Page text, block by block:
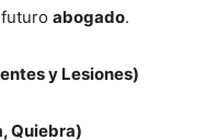
abogado.
y Lesiones)
Quiebra)